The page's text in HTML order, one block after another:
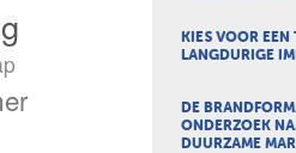
KIES VOOR EEN
LANGDURIGE
DE
ONDERZOEK
DUURZAME